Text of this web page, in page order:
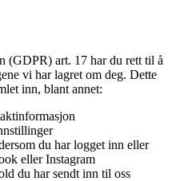
(GDPR) art. 17 har du rett til å
vi har lagret om deg. Dette
inn, blant annet:
du har logget inn eller
eller Instagram
du har sendt inn til oss